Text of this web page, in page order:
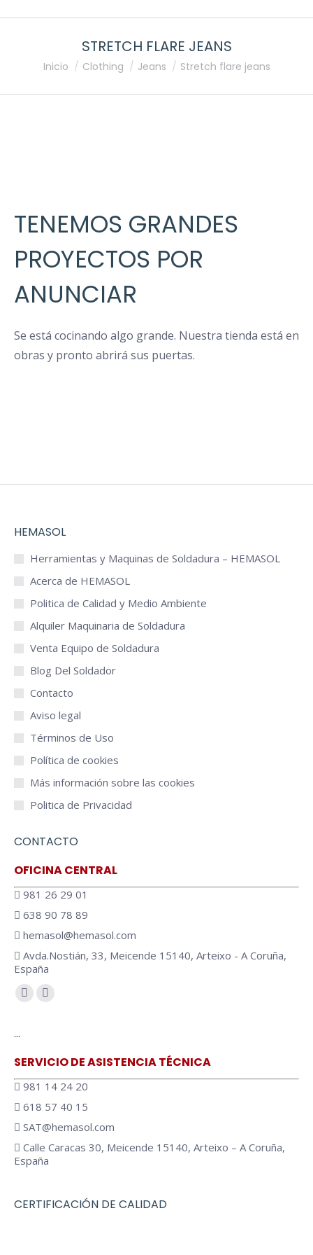
STRETCH FLARE JEANS
Estás aquí:
Inicio Clothing Jeans Stretch flare jeans
TENEMOS GRANDES
PROYECTOS POR
ANUNCIAR
Se está cocinando algo grande. Nuestra tienda está en
obras y pronto abrirá sus puertas.
HEMASOL
Herramientas y Maquinas de Soldadura – HEMASOL
Acerca de HEMASOL
Politica de Calidad y Medio Ambiente
Alquiler Maquinaria de Soldadura
Venta Equipo de Soldadura
Blog Del Soldador
Contacto
Aviso legal
Términos de Uso
Política de cookies
Más información sobre las cookies
Politica de Privacidad
CONTACTO
OFICINA CENTRAL
981 26 29 01
638 90 78 89
hemasol@hemasol.com
Avda.Nostián, 33, Meicende 15140, Arteixo - A Coruña,
España
Encuéntranos en:
…
SERVICIO DE ASISTENCIA TÉCNICA
981 14 24 20
618 57 40 15
SAT@hemasol.com
Calle Caracas 30, Meicende 15140, Arteixo – A Coruña,
España
CERTIFICACIÓN DE CALIDAD